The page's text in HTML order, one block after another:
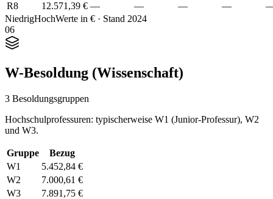
R8
12.571,39 € — — — —
NiedrigHochWerte in € · Stand 2024
06
W-Besoldung (Wissenschaft)
3 Besoldungsgruppen
Hochschulprofessuren: typischerweise W1 (Junior-Professur), W2
und W3.
Gruppe
Bezug
W1
5.452,84 €
W2
7.000,61 €
W3
7.891,75 €